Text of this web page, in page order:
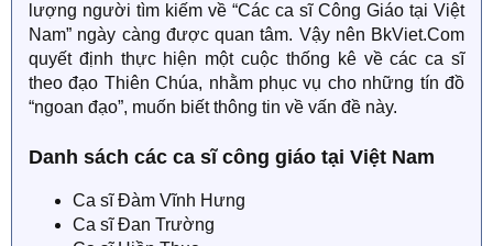
lượng người tìm kiếm về “Các ca sĩ Công Giáo tại Việt
Nam” ngày càng được quan tâm. Vậy nên BkViet.Com
quyết định thực hiện một cuộc thống kê về các ca sĩ
theo đạo Thiên Chúa, nhằm phục vụ cho những tín đồ
“ngoan đạo”, muốn biết thông tin về vấn đề này.
Danh sách các ca sĩ công giáo tại Việt Nam
Ca sĩ Đàm Vĩnh Hưng
Ca sĩ Đan Trường